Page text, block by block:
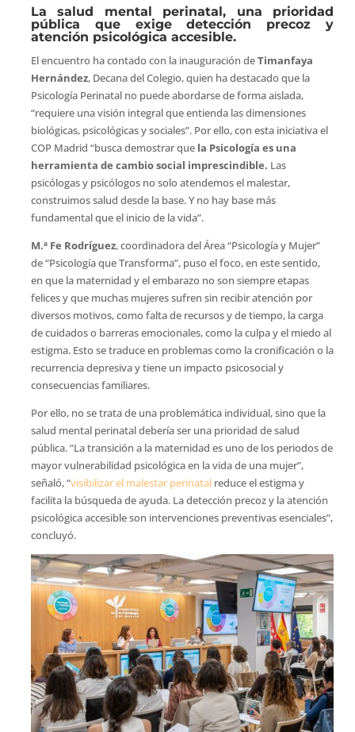
La salud mental perinatal, una prioridad
pública que exige detección precoz y
atención psicológica accesible.
El encuentro ha contado con la inauguración deTimanfaya
Hernández, Decana del Colegio, quien ha destacado que la
Psicología Perinatal no puede abordarse de forma aislada,
“requiere una visión integral que entienda las dimensiones
biológicas, psicológicas y sociales”. Por ello, con esta iniciativa el
COP Madrid “busca demostrar que la Psicología es una
herramienta de cambio social imprescindible. Las
psicólogas y psicólogos no solo atendemos el malestar,
construimos salud desde la base. Y no hay base más
fundamental que el inicio de la vida”.
M.ª Fe Rodríguez, coordinadora del Área “Psicología y Mujer”
de “Psicología que Transforma”, puso el foco, en este sentido,
en que la maternidad y el embarazo no son siempre etapas
felices y que muchas mujeres sufren sin recibir atención por
diversos motivos, como falta de recursos y de tiempo, la carga
de cuidados o barreras emocionales, como la culpa y el miedo al
estigma. Esto se traduce en problemas como la cronificación o la
recurrencia depresiva y tiene un impacto psicosocial y
consecuencias familiares.
Por ello, no se trata de una problemática individual, sino que la
salud mental perinatal debería ser una prioridad de salud
pública. “La transición a la maternidad es uno de los periodos de
mayor vulnerabilidad psicológica en la vida de una mujer”,
señaló, “visibilizar el malestar perinatalreduce el estigma y
facilita la búsqueda de ayuda. La detección precoz y la atención
psicológica accesible son intervenciones preventivas esenciales”,
concluyó.